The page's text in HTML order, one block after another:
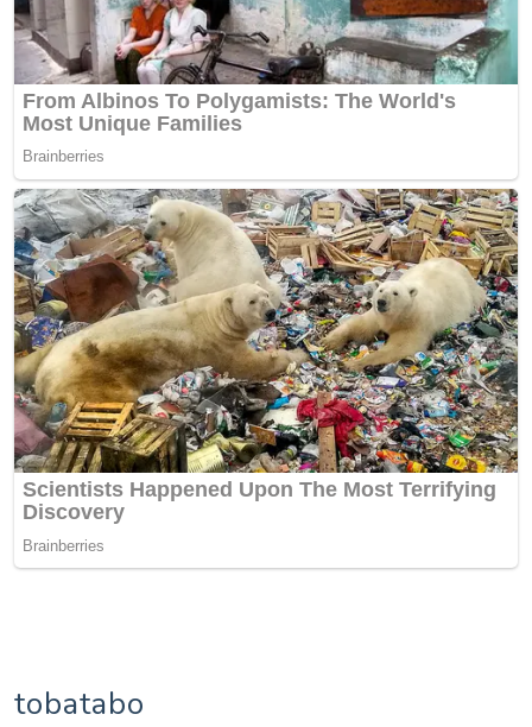
tobatabo